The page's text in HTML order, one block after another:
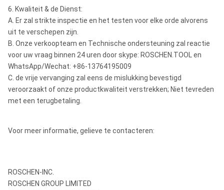
6. Kwaliteit & de Dienst:
A. Er zal strikte inspectie en het testen voor elke orde alvorens
uit te verschepen zijn.
B. Onze verkoopteam en Technische ondersteuning zal reactie
voor uw vraag binnen 24 uren door skype: ROSCHEN.TOOL en
WhatsApp/Wechat: +86-13764195009
C. de vrije vervanging zal eens de mislukking bevestigd
veroorzaakt of onze productkwaliteit verstrekken; Niet tevreden
met een terugbetaling.
Voor meer informatie, gelieve te contacteren:
ROSCHEN-INC.
ROSCHEN GROUP LIMITED